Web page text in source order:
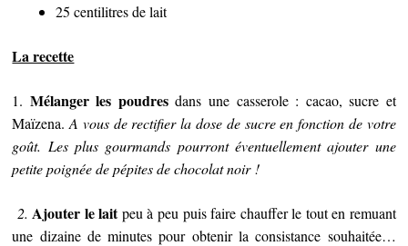
25 centilitres de lait
La recette
1. Mélanger les poudresdans une casserole : cacao, sucre et
Maïzena.A vous de rectifier la dose de sucre en fonction de votre
goût. Les plus gourmands pourront éventuellement ajouter une
petite poignée de pépites de chocolat noir !
2. Ajouter le laitpeu à peu puis faire chauffer le tout en remuant
une dizaine de minutes pour obtenir la consistance souhaitée…